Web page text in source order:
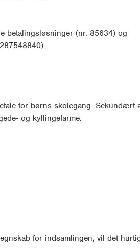
betalingsløsninger (nr. 85634) og
for børns skolegang. Sekundært
og kyllingefarme.
for indsamlingen, vil det